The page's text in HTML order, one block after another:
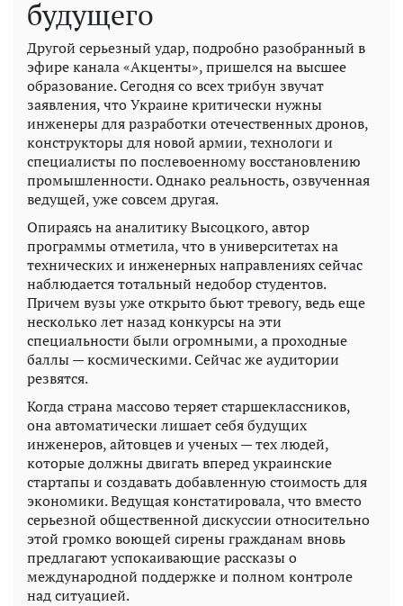
будущего
Другой серьезный удар, подробно разобранный в
эфире канала «Акценты», пришелся на высшее
образование. Сегодня со всех трибун звучат
заявления, что Украине критически нужны
инженеры для разработки отечественных дронов,
конструкторы для новой армии, технологи и
специалисты по послевоенному восстановлению
промышленности. Однако реальность, озвученная
ведущей, уже совсем другая.
Опираясь на аналитику Высоцкого, автор
программы отметила, что в университетах на
технических и инженерных направлениях сейчас
наблюдается тотальный недобор студентов.
Причем вузы уже открыто бьют тревогу, ведь еще
несколько лет назад конкурсы на эти
специальности были огромными, а проходные
баллы — космическими. Сейчас же аудитории
резвятся.
Когда страна массово теряет старшеклассников,
она автоматически лишает себя будущих
инженеров, айтовцев и ученых — тех людей,
которые должны двигать вперед украинские
стартапы и создавать добавленную стоимость для
экономики. Ведущая констатировала, что вместо
серьезной общественной дискуссии относительно
этой громко воющей сирены гражданам вновь
предлагают успокаивающие рассказы о
международной поддержке и полном контроле
над ситуацией.